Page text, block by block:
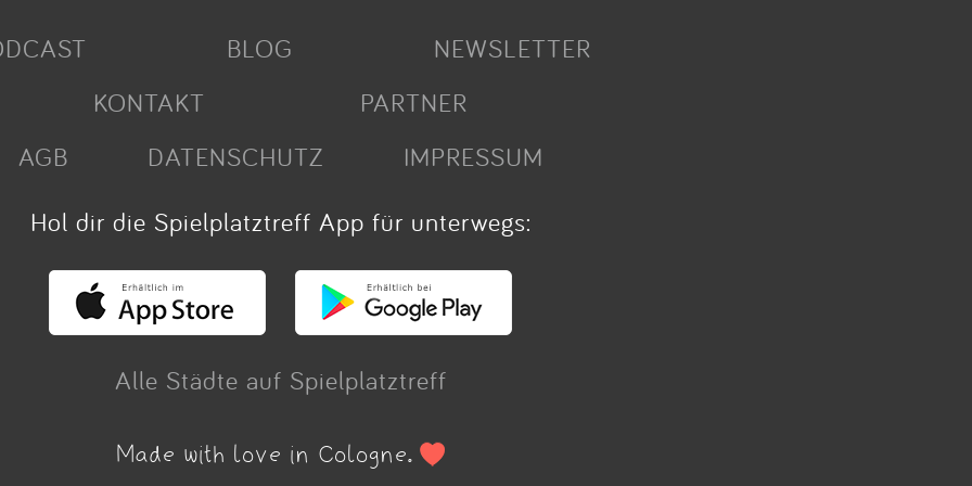
BLOG
NEWSLETTER
KONTAKT
PARTNER
AGB
DATENSCHUTZ
IMPRESSUM
Hol dir die Spielplatztreff App für unterwegs:
Alle Städte auf Spielplatztreff
Made with love in Cologne.